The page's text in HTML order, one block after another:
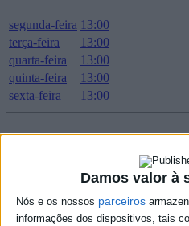
Damos valor à
Nós e os nossos parceiros
informações dos dispositivos, tais
segunda-feira 13:00
terça-feira
13:00
quarta-feira
13:00
quinta-feira
13:00
sexta-feira
13:00
Podcast